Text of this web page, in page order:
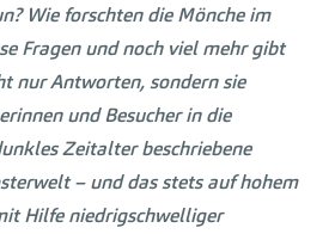
Wie forschten die Mönche im
Fragen und noch viel mehr gibt
nur Antworten, sondern sie
und Besucher in die
Zeitalter beschriebene
– und das stets auf hohem
Hilfe niedrigschwelliger